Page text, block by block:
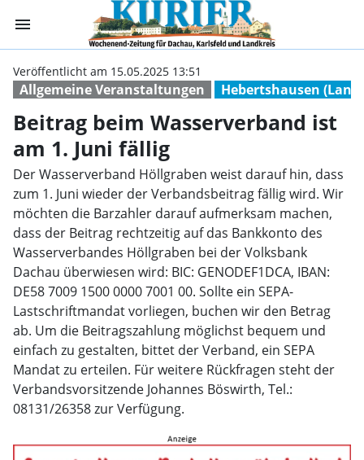
menu Beitrag beim
Allgemeine Veranstaltungen Hebertshausen
Veröffentlicht am 15.05.2025 13:51
Beitrag beim Wasserverband ist
am 1. Juni fällig
Der Wasserverband Höllgraben weist darauf hin, dass
zum 1. Juni wieder der Verbandsbeitrag fällig wird. Wir
möchten die Barzahler darauf aufmerksam machen,
dass der Beitrag rechtzeitig auf das Bankkonto des
Wasserverbandes Höllgraben bei der Volksbank
Dachau überwiesen wird: BIC: GENODEF1DCA, IBAN:
DE58 7009 1500 0000 7001 00. Sollte ein SEPA-
Lastschriftmandat vorliegen, buchen wir den Betrag
ab. Um die Beitragszahlung möglichst bequem und
einfach zu gestalten, bittet der Verband, ein SEPA
Mandat zu erteilen. Für weitere Rückfragen steht der
Verbandsvorsitzende Johannes Böswirth, Tel.:
08131/26358 zur Verfügung.